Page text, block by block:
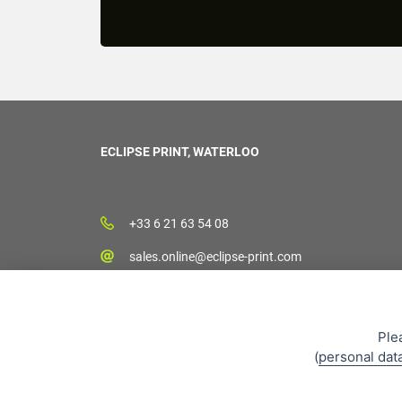
ECLIPSE PRINT, WATERLOO
+33 6 21 63 54 08
sales.online@eclipse-print.com
(personal